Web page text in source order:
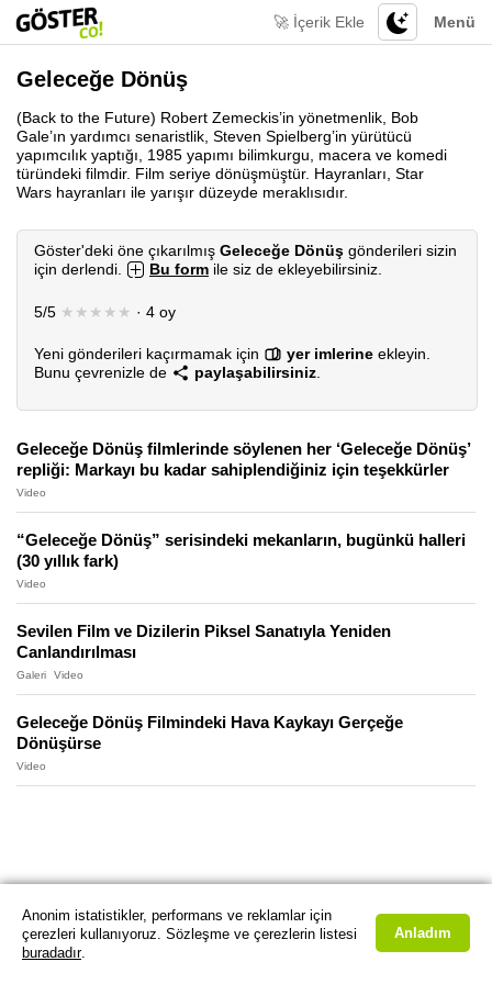
Menü
🚀 İçerik Ekle
Geleceğe Dönüş
(Back to the Future) Robert Zemeckis’in yönetmenlik, Bob
Gale’ın yardımcı senaristlik, Steven Spielberg’in yürütücü
yapımcılık yaptığı, 1985 yapımı bilimkurgu, macera ve komedi
türündeki filmdir. Film seriye dönüşmüştür. Hayranları, Star
Wars hayranları ile yarışır düzeyde meraklısıdır.
Göster'deki öne çıkarılmış Geleceğe Dönüş gönderileri sizin
için derlendi.
Bu form ile siz de ekleyebilirsiniz.
5/5 ★★★★★ · 4 oy
Yeni gönderileri kaçırmamak için yer imlerine ekleyin.
Bunu çevrenizle de
paylaşabilirsiniz
Geleceğe Dönüş filmlerinde söylenen her ‘Geleceğe Dönüş’
repliği: Markayı bu kadar sahiplendiğiniz için teşekkürler
Video
“Geleceğe Dönüş” serisindeki mekanların, bugünkü halleri
(30 yıllık fark)
Video
Sevilen Film ve Dizilerin Piksel Sanatıyla Yeniden
Canlandırılması
Galeri Video
Geleceğe Dönüş Filmindeki Hava Kaykayı Gerçeğe
Dönüşürse
Video
Anonim istatistikler, performans ve reklamlar için
çerezleri kullanıyoruz. Sözleşme ve çerezlerin listesi
buradadır.
Anladım